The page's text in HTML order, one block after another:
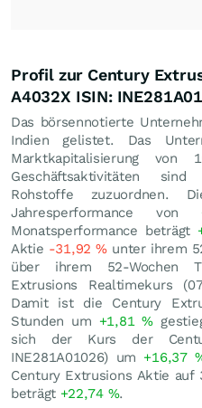
Profil zur Century
A4032X ISIN:
Das börsennotierte
Indien gelistet. Das
Marktkapitalisierung von
Geschäftsaktivitäten
Rohstoffe zuzuordnen.
Jahresperformance von
Monatsperformance beträgt
Aktie -31,92%unter ihrem
über ihrem 52-Wochen
Extrusions Realtimekurs (
Damit ist die Century
Stunden um +1,81%
sich der Kurs der
INE281A01026) um +16,37
Century Extrusions Aktie auf
beträgt +22,74 %.